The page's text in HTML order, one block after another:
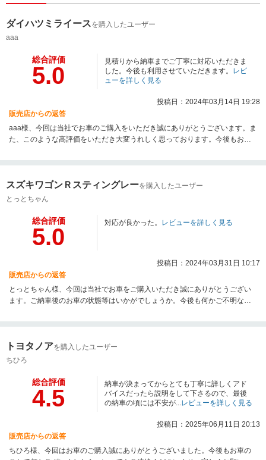
ダイハツミライースを購入したユーザー
aaa
総合評価
5.0
見積りから納車までご丁寧に対応いただきま
した。今後も利用させていただきます。 レビ
ューを詳しく見る
投稿日：2024年03月14日 19:28
販売店からの返答
aaa様、今回は当社でお車のご購入をいただき誠にありがとうございます。ま
た、このような高評価をいただき大変うれしく思っております。今後もお車
す。
スズキワゴンＲスティングレーを購入したユーザー
とっとちゃん
総合評価
5.0
対応が良かった。 レビューを詳しく見る
投稿日：2024年03月31日 10:17
販売店からの返答
とっとちゃん様、今回は当社でお車をご購入いただき誠にありがとうござい
ます。ご納車後のお車の状態等はいかがでしょうか。今後も何かご不明な点
トヨタノアを購入したユーザー
ちひろ
総合評価
4.5
納車が決まってからとても丁寧に詳しくアド
バイスだったら説明をして下さるので、最後
の納車の頃には不安が... レビューを詳しく見る
投稿日：2025年06月11日 20:13
販売店からの返答
ちひろ様、今回はお車のご購入誠にありがとうございました。今後もお車の